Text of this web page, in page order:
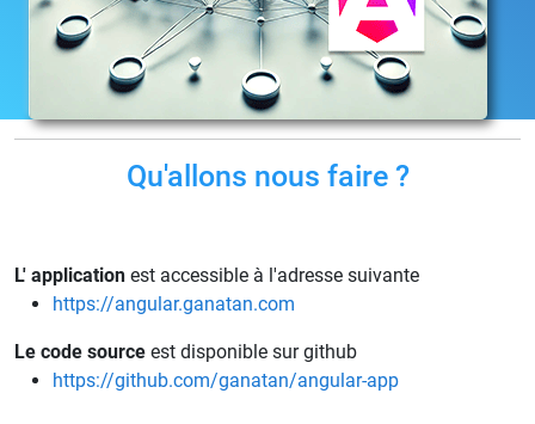
Qu'allons nous faire ?
L' application est accessible à l'adresse suivante
https://angular.ganatan.com
Le code source est disponible sur github
https://github.com/ganatan/angular-app